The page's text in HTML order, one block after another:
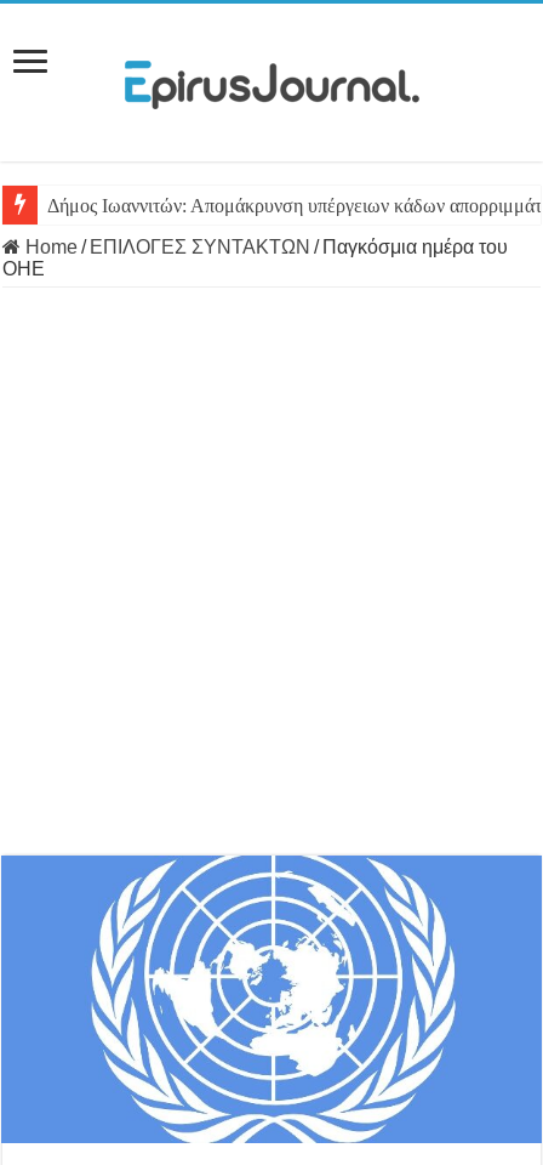
Δήμος Ιωαννιτών: Απομάκρυνση υπέργειων κάδων
Home/ ΕΠΙΛΟΓΕΣ ΣΥΝΤΑΚΤΩΝ / Παγκόσμια ημέρα του
ΟΗΕ